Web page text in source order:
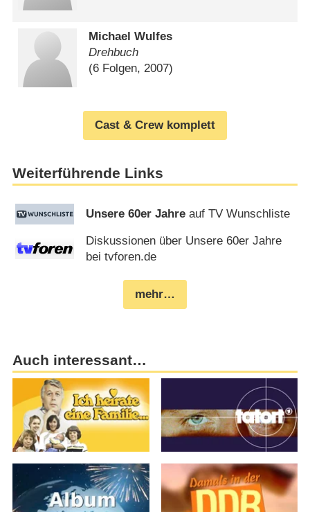
Michael Wulfes
Drehbuch
(6 Folgen, 2007)
Cast & Crew komplett
Weiterführende Links
Unsere 60er Jahre auf TV Wunschliste
Diskussionen über Unsere 60er Jahre
bei tvforen.de
mehr…
Auch interessant…